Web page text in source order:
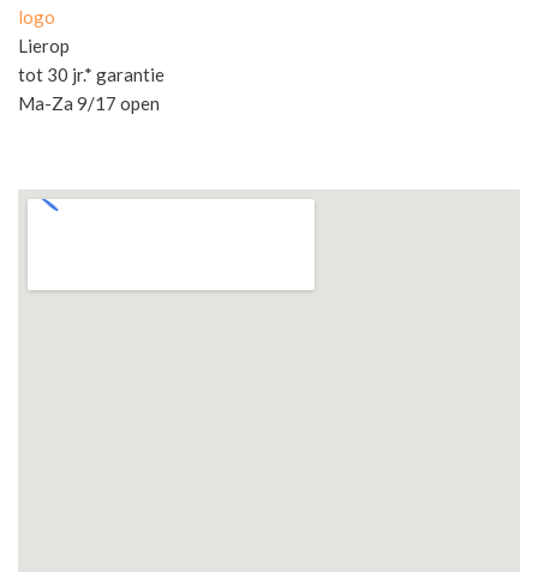
logo
Lierop
tot 30 jr.* garantie
Ma-Za 9/17 open